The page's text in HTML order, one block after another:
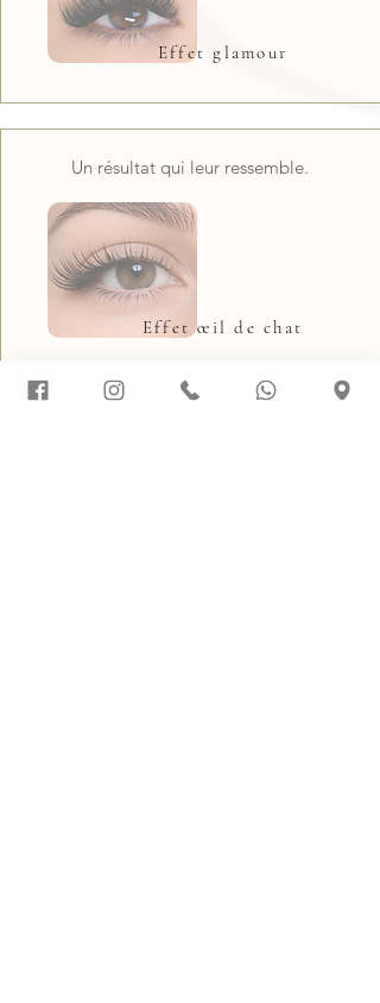
Effet glamour
Un résultat qui leur ressemble.
Effet œil de chat